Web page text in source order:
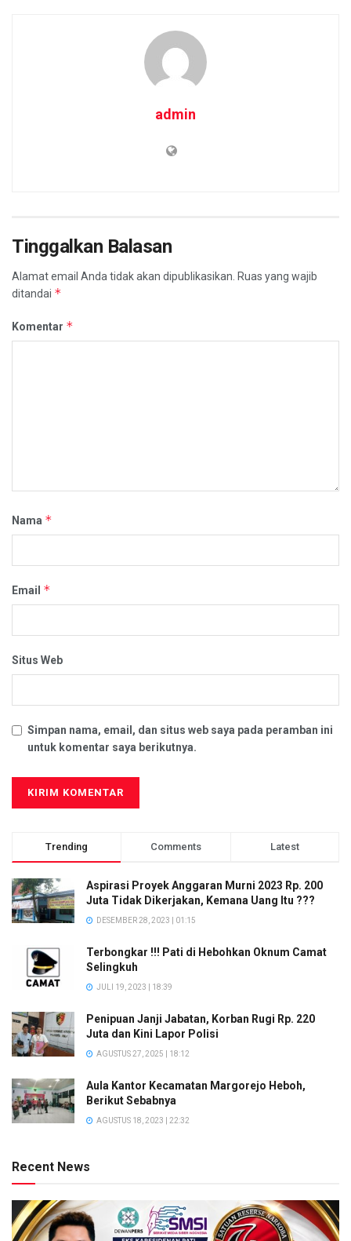
admin
Tinggalkan Balasan
Alamat email Anda tidak akan dipublikasikan. Ruas yang wajib
ditandai *
Komentar *
Nama *
Email *
Situs Web
Simpan nama, email, dan situs web saya pada peramban ini
untuk komentar saya berikutnya.
Trending Comments Latest
Aspirasi Proyek Anggaran Murni 2023 Rp. 200
Juta Tidak Dikerjakan, Kemana Uang Itu ???
DESEMBER 28, 2023 | 01:15
Terbongkar !!! Pati di Hebohkan Oknum Camat
Selingkuh
JULI 19, 2023 | 18:39
Penipuan Janji Jabatan, Korban Rugi Rp. 220
Juta dan Kini Lapor Polisi
AGUSTUS 27, 2025 | 18:12
Aula Kantor Kecamatan Margorejo Heboh,
Berikut Sebabnya
AGUSTUS 18, 2023 | 22:32
Recent News